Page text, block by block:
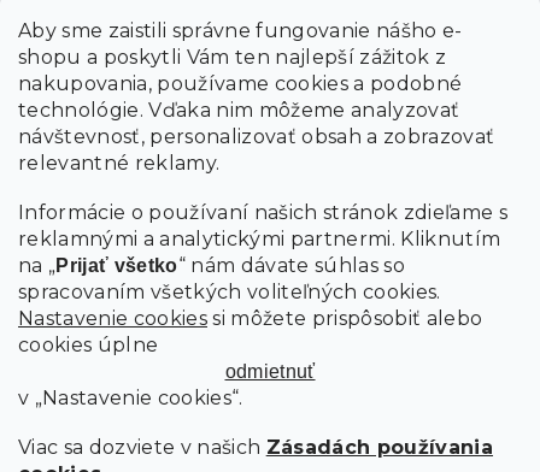
Aby sme zaistili správne fungovanie nášho e-
shopu a poskytli Vám ten najlepší zážitok z
nakupovania, používame cookies a podobné
technológie. Vďaka nim môžeme analyzovať
návštevnosť, personalizovať obsah a zobrazovať
relevantné reklamy.
Informácie o používaní našich stránok zdieľame s
reklamnými a analytickými partnermi. Kliknutím
na „Prijať všetko“ nám dávate súhlas so
spracovaním všetkých voliteľných cookies.
Nastavenie cookies si môžete prispôsobiť alebo
cookies úplne
odmietnuť
v „Nastavenie cookies“.
Viac sa dozviete v našich Zásadách používania
Vložením údajov súhlasíte s podmienkami ochrany
osobných údajov
PRIHLÁSIŤ SA